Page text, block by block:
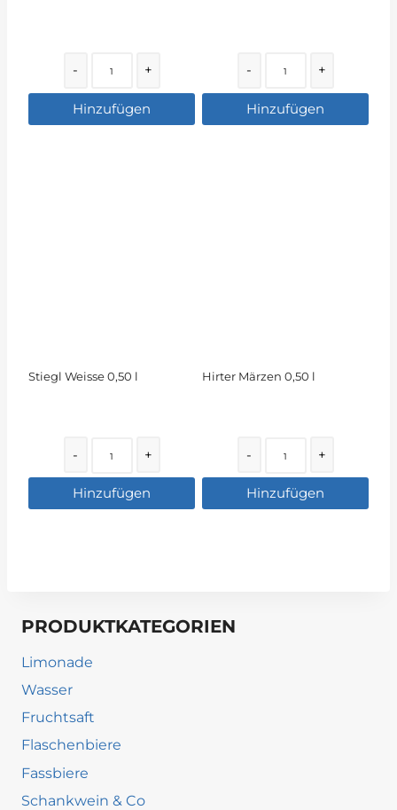
- +
Hinzufügen
- +
Hinzufügen
Stiegl Weisse 0,50 l
- +
Hinzufügen
Hirter Märzen 0,50 l
- +
Hinzufügen
PRODUKTKATEGORIEN
Limonade
Wasser
Fruchtsaft
Flaschenbiere
Fassbiere
Schankwein & Co